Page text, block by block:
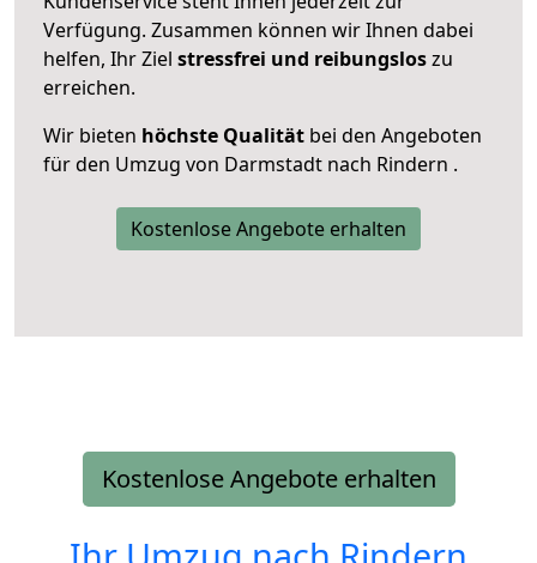
Verfügung. Zusammen können wir Ihnen dabei
helfen, Ihr Ziel stressfrei und reibungsloszu
erreichen.
Wir bieten höchste Qualität bei den Angeboten
für den Umzug von Darmstadt nach Rindern .
Kostenlose Angebote erhalten
Kostenlose Angebote erhalten